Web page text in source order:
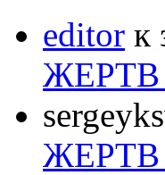
editor к